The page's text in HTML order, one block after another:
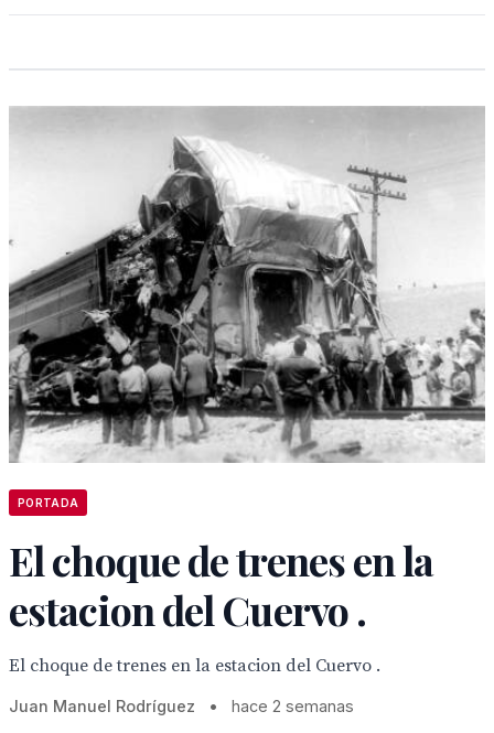
PORTADA
El choque de trenes en la
estacion del Cuervo .
El choque de trenes en la estacion del Cuervo .
Juan Manuel Rodríguez • hace 2 semanas